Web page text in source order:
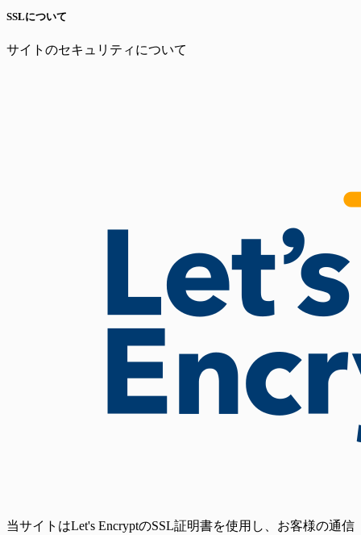
SSLについて
サイトのセキュリティについて
当サイトはLet's EncryptのSSL証明書を使用し、お客様の通信